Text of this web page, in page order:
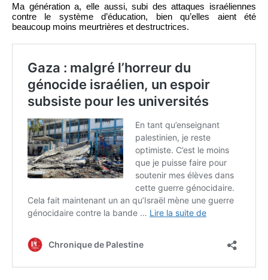
Ma génération a, elle aussi, subi des attaques israéliennes
contre le système d’éducation, bien qu’elles aient été
beaucoup moins meurtrières et destructrices.